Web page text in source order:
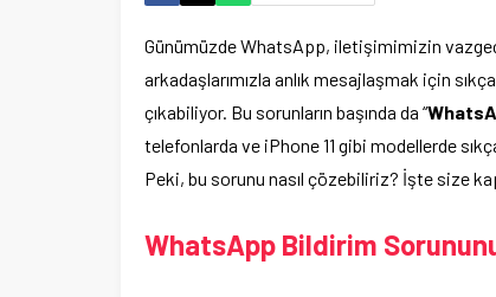
Günümüzde WhatsApp, iletişimimizin
arkadaşlarımızla anlık mesajlaşmak için
çıkabiliyor. Bu sorunların başında da “
telefonlarda ve iPhone 11 gibi modellerde
Peki, bu sorunu nasıl çözebiliriz? İşte size
WhatsApp Bildirim